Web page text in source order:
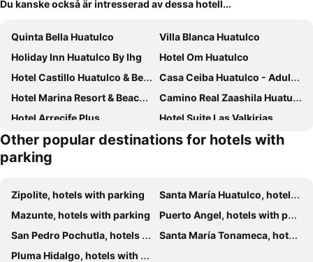
Du kanske också är intresserad av dessa hotell...
Quinta Bella Huatulco
Villa Blanca Huatulco
Holiday Inn Huatulco By Ihg
Hotel Om Huatulco
Hotel Castillo Huatulco & Beach Club
Casa Ceiba Huatulco - Adults Only
Hotel Marina Resort & Beach Club Huatulco
Camino Real Zaashila Huatulco
Hotel Arrecife Plus
Hotel Suite Las Valkirias
Coral Blue Huatulco All Inclusive
OYO Hotel Posada San Vicente, Huatulco
Other popular destinations for hotels with
parking
Zipolite, hotels with parking
Santa María Huatulco, hotels with parking
Mazunte, hotels with parking
Puerto Angel, hotels with parking
San Pedro Pochutla, hotels with parking
Santa María Tonameca, hotels with parking
Pluma Hidalgo, hotels with parking